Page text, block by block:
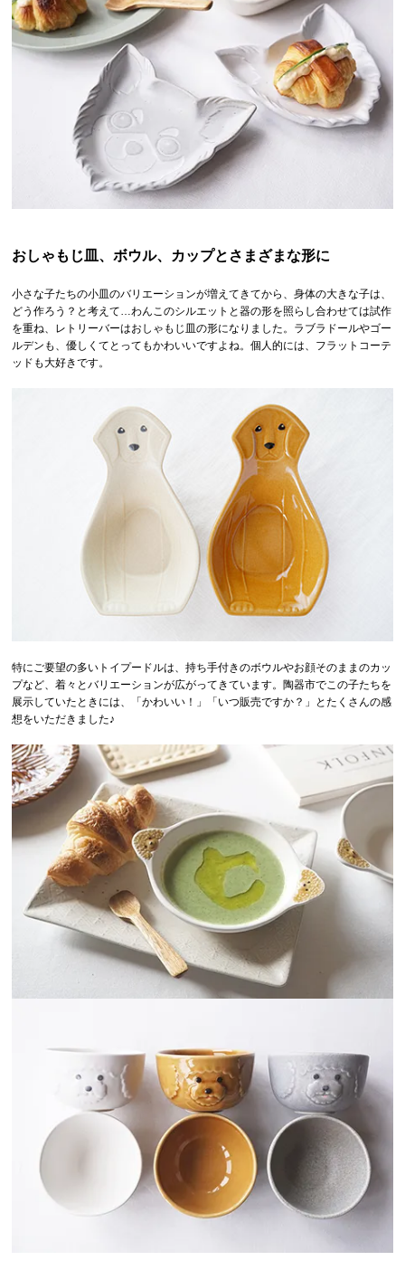
おしゃもじ皿、ボウル、カップとさまざまな形に
小さな子たちの小皿のバリエーションが増えてきてから、身体の大きな子は、
どう作ろう？と考えて…わんこのシルエットと器の形を照らし合わせては試作
を重ね、レトリーバーはおしゃもじ皿の形になりました。ラブラドールやゴー
ルデンも、優しくてとってもかわいいですよね。個人的には、フラットコーテ
ッドも大好きです。
特にご要望の多いトイプードルは、持ち手付きのボウルやお顔そのままのカッ
プなど、着々とバリエーションが広がってきています。陶器市でこの子たちを
展示していたときには、「かわいい！」「いつ販売ですか？」とたくさんの感
想をいただきました♪